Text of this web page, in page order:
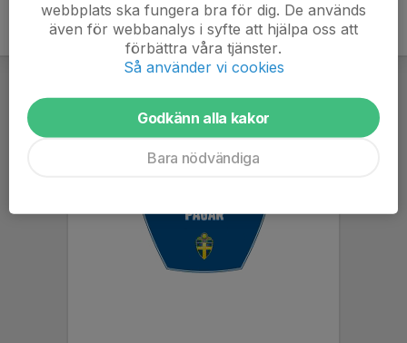
webbplats ska fungera bra för dig. De används
även för webbanalys i syfte att hjälpa oss att
förbättra våra tjänster.
Så använder vi cookies
Godkänn alla kakor
Bara nödvändiga